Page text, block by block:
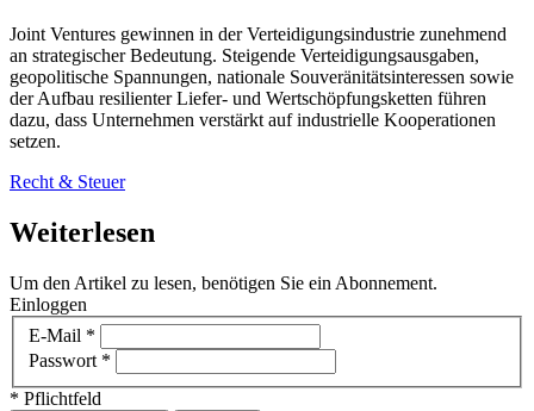
Joint Ventures gewinnen in der Verteidigungsindustrie zunehmend
an strategischer Bedeutung. Steigende Verteidigungsausgaben,
geopolitische Spannungen, nationale Souveränitätsinteressen sowie
der Aufbau resilienter Liefer- und Wertschöpfungsketten führen
dazu, dass Unternehmen verstärkt auf industrielle Kooperationen
setzen.
Recht & Steuer
Weiterlesen
Um den Artikel zu lesen, benötigen Sie ein Abonnement.
Einloggen
E-Mail *
Passwort *
* Pflichtfeld